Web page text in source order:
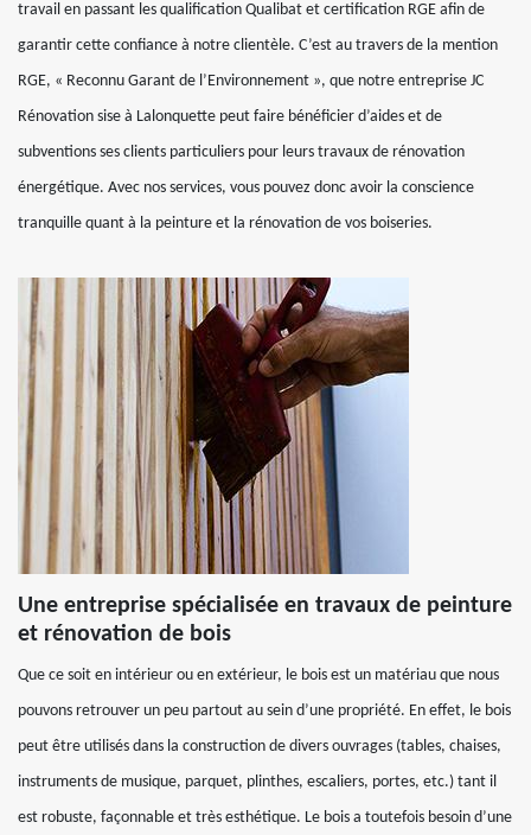
travail en passant les qualification Qualibat et certification RGE afin de
garantir cette confiance à notre clientèle. C’est au travers de la mention
RGE, « Reconnu Garant de l’Environnement », que notre entreprise JC
Rénovation sise à Lalonquette peut faire bénéficier d’aides et de
subventions ses clients particuliers pour leurs travaux de rénovation
énergétique. Avec nos services, vous pouvez donc avoir la conscience
tranquille quant à la peinture et la rénovation de vos boiseries.
Une entreprise spécialisée en travaux de peinture
et rénovation de bois
Que ce soit en intérieur ou en extérieur, le bois est un matériau que nous
pouvons retrouver un peu partout au sein d’une propriété. En effet, le bois
peut être utilisés dans la construction de divers ouvrages (tables, chaises,
instruments de musique, parquet, plinthes, escaliers, portes, etc.) tant il
est robuste, façonnable et très esthétique. Le bois a toutefois besoin d’une